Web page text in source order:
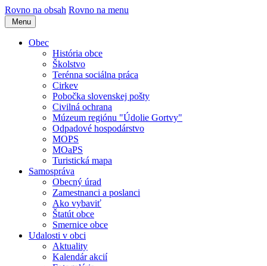
Rovno na obsah Rovno na menu
Menu
Obec
História obce
Školstvo
Terénna sociálna práca
Cirkev
Pobočka slovenskej pošty
Civilná ochrana
Múzeum regiónu "Údolie Gortvy"
Odpadové hospodárstvo
MOPS
MOaPS
Turistická mapa
Samospráva
Obecný úrad
Zamestnanci a poslanci
Ako vybaviť
Štatút obce
Smernice obce
Udalosti v obci
Aktuality
Kalendár akcií